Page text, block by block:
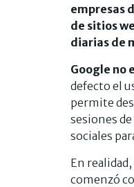
empresas
de sitios
diarias de
Google no
defecto el
permite
sesiones
sociales
En
comenzó